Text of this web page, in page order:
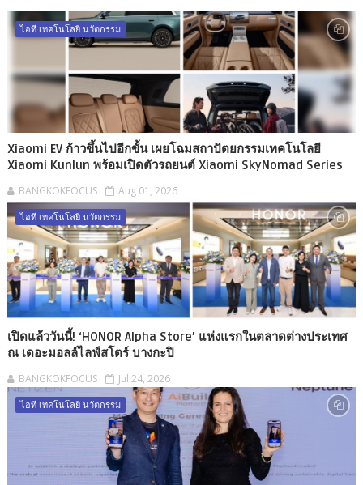
ไอที เทคโนโลยี นวัตกรรม
Xiaomi EV ก้าวขึ้นไปอีกขั้น เผยโฉมสถาปัตยกรรมเทคโนโลยี
Xiaomi Kunlun พร้อมเปิดตัวรถยนต์ Xiaomi SkyNomad Series
BANGKOKFOCUS Aug 01, 2026
ไอที เทคโนโลยี นวัตกรรม
เปิดแล้ววันนี้! ‘HONOR Alpha Store’ แห่งแรกในตลาดต่างประเทศ
ณ เดอะมอลล์ไลฟ์สโตร์ บางกะปิ
BANGKOKFOCUS Jul 24, 2026
ไอที เทคโนโลยี นวัตกรรม